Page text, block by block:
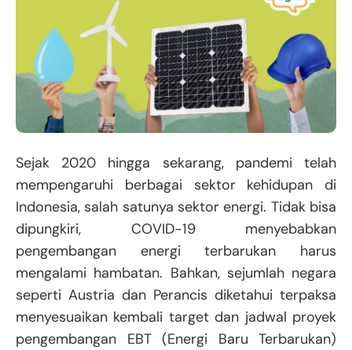
Sejak 2020 hingga sekarang, pandemi telah
mempengaruhi berbagai sektor kehidupan di
Indonesia, salah satunya sektor energi. Tidak bisa
dipungkiri, COVID-19 menyebabkan
pengembangan energi terbarukan harus
mengalami hambatan. Bahkan, sejumlah negara
seperti Austria dan Perancis diketahui terpaksa
menyesuaikan kembali target dan jadwal proyek
pengembangan EBT (Energi Baru Terbarukan)